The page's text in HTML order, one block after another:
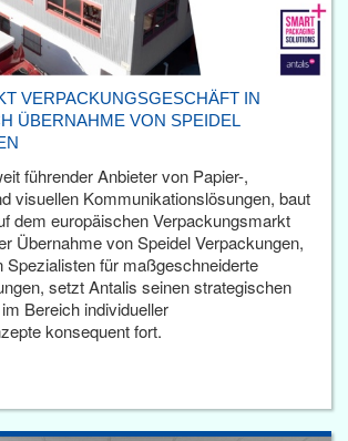
VERPACKUNGSGESCHÄFT IN
ÜBERNAHME VON SPEIDEL
führender Anbieter von Papier-,
visuellen Kommunikationslösungen, baut
dem europäischen Verpackungsmarkt
Übernahme von Speidel Verpackungen,
Spezialisten für maßgeschneiderte
setzt Antalis seinen strategischen
Bereich individueller
konsequent fort.